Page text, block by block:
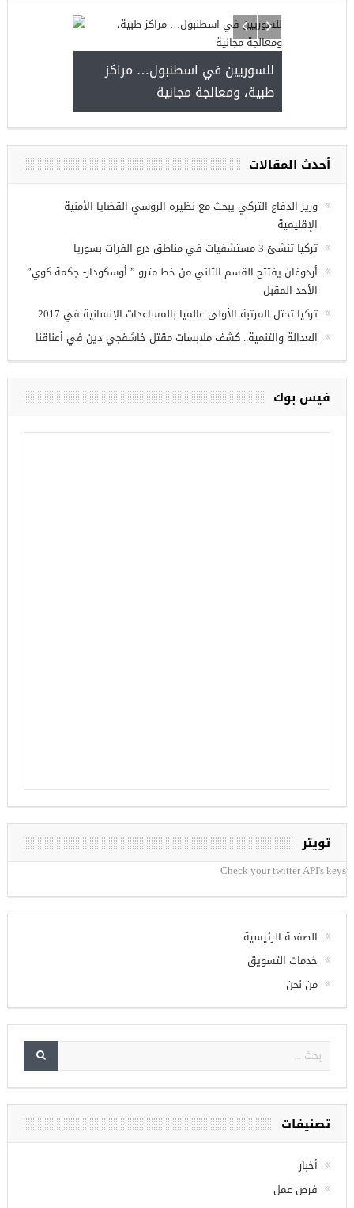
للسوريين في اسطنبول… مراكز
طبية، ومعالجة مجانية
عمل للسوريين في
وزير الدفاع التركي يبحث مع نظيره الروسي القضايا الأمنية
الإقليمية
تركيا تنشئ 3 مستشفيات في مناطق درع الفرات بسوريا
أردوغان يفتتح القسم الثاني من خط مترو ” أوسكودار- جكمة كوي”
الأحد المقبل
تركيا تحتل المرتبة الأولى عالميا بالمساعدات الإنسانية في 2017
العدالة والتنمية.. كشف ملابسات مقتل خاشقجي دين في أعناقنا
تويتر
Check your twitter API's keys
الصفحة الرئيسية
خدمات التسويق
من نحن
أخبار